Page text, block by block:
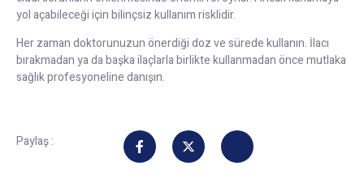
yol açabileceği için bilinçsiz kullanım risklidir.
Her zaman doktorunuzun önerdiği doz ve sürede kullanın. İlacı
bırakmadan ya da başka ilaçlarla birlikte kullanmadan önce mutlaka
sağlık profesyoneline danışın.
Paylaş :